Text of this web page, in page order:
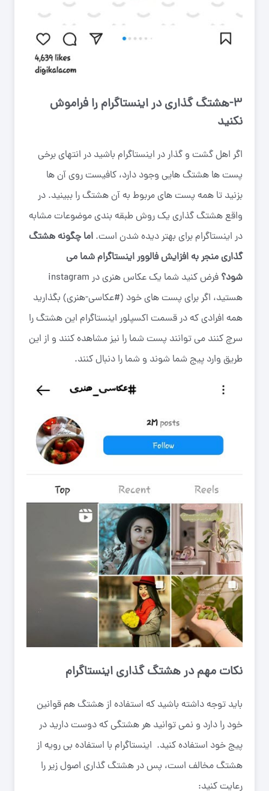
۳-هشتگ گذاری در اینستاگرام را فراموش
نکنید
اگر اهل گشت و گذار در اینستاگرام باشید در انتهای برخی
پست ها هشتگ هایی وجود دارد، کافیست روی آن ها
بزنید تا همه پست های مربوط به آن هشتگ را ببینید. در
واقع هشتگ گذاری یک روش طبقه بندی موضوعات مشابه
در اینستاگرام برای بهتر دیده شدن است. اما چگونه هشتگ
گذاری منجر به افزایش فالوور اینستاگرام شما می
شود؟
فرض کنید شما یک عکاس هنری در instagram
هستید، اگر برای پست های خود (#عکاسی-هنری) بگذارید
همه افرادی که در قسمت اکسپلور اینستاگرام این هشتگ را
سرچ کنند می توانند پست شما را نیز مشاهده کنند و از این
طریق وارد پیج شما شوند و شما را دنبال کنند.
نکات مهم در هشتگ گذاری اینستاگرام
باید توجه داشته باشید که استفاده از هشتگ هم قوانین
خود را دارد و نمی توانید هر هشتگی که دوست دارید در
پیج خود استفاده کنید. اینستاگرام با استفاده بی رویه از
هشتگ مخالف است، پس در هشتگ گذاری اصول زیر را
رعایت کنید: